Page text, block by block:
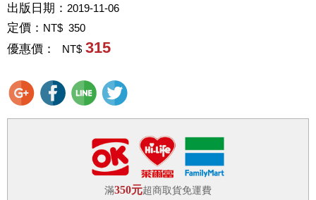
出版日期： 2019-11-06
定價： NT$ 350
優惠價： NT$ 315
滿350元超商取貨免運費